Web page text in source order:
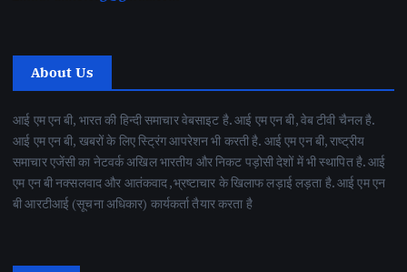
About Us
आई एम एन बी, भारत की हिन्दी समाचार वेबसाइट है. आई एम एन बी, वेब टीवी चैनल है.
आई एम एन बी, खबरों के लिए स्ट्रिंग आपरेशन भी करती है. आई एम एन बी, राष्ट्रीय
समाचार एजेंसी का नेटवर्क अखिल भारतीय और निकट पड़ोसी देशों में भी स्थापित है. आई
एम एन बी नक्सलवाद और आतंकवाद ,भ्रष्टाचार के खिलाफ लड़ाई लड़ता है. आई एम एन
बी आरटीआई (सूचना अधिकार) कार्यकर्ता तैयार करता है